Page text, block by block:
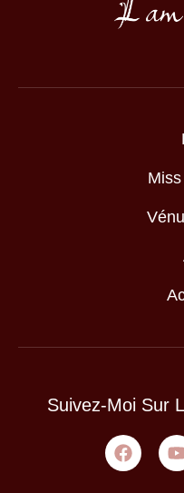
Suivez-Moi Sur